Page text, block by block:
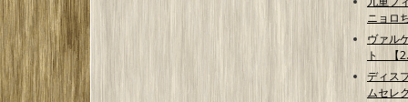
ニョロ
ヴァル
ト 【
ディス
ムセレ